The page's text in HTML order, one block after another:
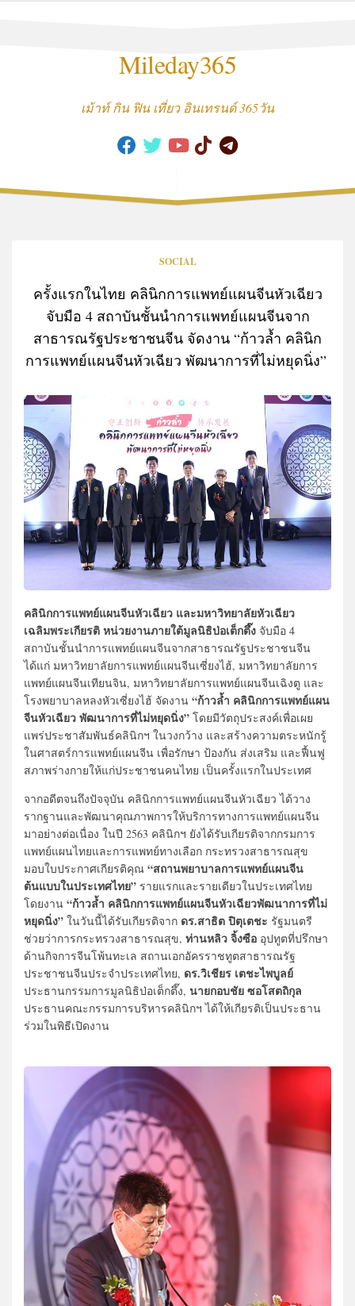
Mileday365
เม้าท์ กิน ฟิน เที่ยว อินเทรนด์ 365วัน
SOCIAL
ครั้งแรกในไทย คลินิกการแพทย์แผนจีนหัวเฉียว
จับมือ 4 สถาบันชั้นนำการแพทย์แผนจีนจาก
สาธารณรัฐประชาชนจีน จัดงาน “ก้าวล้ำ คลินิก
การแพทย์แผนจีนหัวเฉียว พัฒนาการที่ไม่หยุดนิ่ง” ​
คลินิกการแพทย์แผนจีนหัวเฉียว และมหาวิทยาลัยหัวเฉียว
เฉลิมพระเกียรติ หน่วยงานภายใต้มูลนิธิป่อเต็กตึ๊ง จับมือ 4
สถาบันชั้นนำการแพทย์แผนจีนจากสาธารณรัฐประชาชนจีน
ได้แก่ มหาวิทยาลัยการแพทย์แผนจีนเซี่ยงไฮ้, มหาวิทยาลัยการ
แพทย์แผนจีนเทียนจิน, มหาวิทยาลัยการแพทย์แผนจีนเฉิงตู และ
โรงพยาบาลหลงหัวเซี่ยงไฮ้ จัดงาน “ก้าวล้ำ คลินิกการแพทย์แผน
จีนหัวเฉียว พัฒนาการที่ไม่หยุดนิ่ง” โดยมีวัตถุประสงค์เพื่อเผย
แพร่ประชาสัมพันธ์คลินิกฯ ในวงกว้าง และสร้างความตระหนักรู้
ในศาสตร์การแพทย์แผนจีน เพื่อรักษา ป้องกัน ส่งเสริม และฟื้นฟู
สภาพร่างกายให้แก่ประชาชนคนไทย เป็นครั้งแรกในประเทศ
​จากอดีตจนถึงปัจจุบัน คลินิกการแพทย์แผนจีนหัวเฉียว ได้วาง
รากฐานและพัฒนาคุณภาพการให้บริการทางการแพทย์แผนจีน
มาอย่างต่อเนื่อง ในปี 2563 คลินิกฯ ยังได้รับเกียรติจากกรมการ
แพทย์แผนไทยและการแพทย์ทางเลือก กระทรวงสาธารณสุข
มอบใบประกาศเกียรติคุณ “สถานพยาบาลการแพทย์แผนจีน
ต้นแบบในประเทศไทย” รายแรกและรายเดียวในประเทศไทย
โดยงาน “ก้าวล้ำ คลินิกการแพทย์แผนจีนหัวเฉียวพัฒนาการที่ไม่
หยุดนิ่ง” ในวันนี้ได้รับเกียรติจาก ดร.สาธิต ปิตุเตชะ รัฐมนตรี
ช่วยว่าการกระทรวงสาธารณสุข, ท่านหลิว จิ้งซือ อุปทูตที่ปรึกษา
ด้านกิจการจีนโพ้นทะเล สถานเอกอัครราชทูตสาธารณรัฐ
ประชาชนจีนประจำประเทศไทย, ดร.วิเชียร เตชะไพบูลย์
ประธานกรรมการมูลนิธิป่อเต็กตึ๊ง, นายกอบชัย ซอโสตถิกุล
ประธานคณะกรรมการบริหารคลินิกฯ ได้ให้เกียรติเป็นประธาน
ร่วมในพิธีเปิดงาน